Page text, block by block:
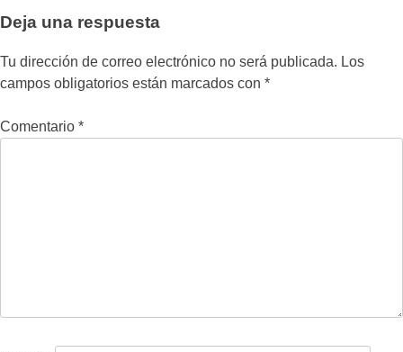
Deja una respuesta
Tu dirección de correo electrónico no será publicada. Los
campos obligatorios están marcados con *
Comentario *